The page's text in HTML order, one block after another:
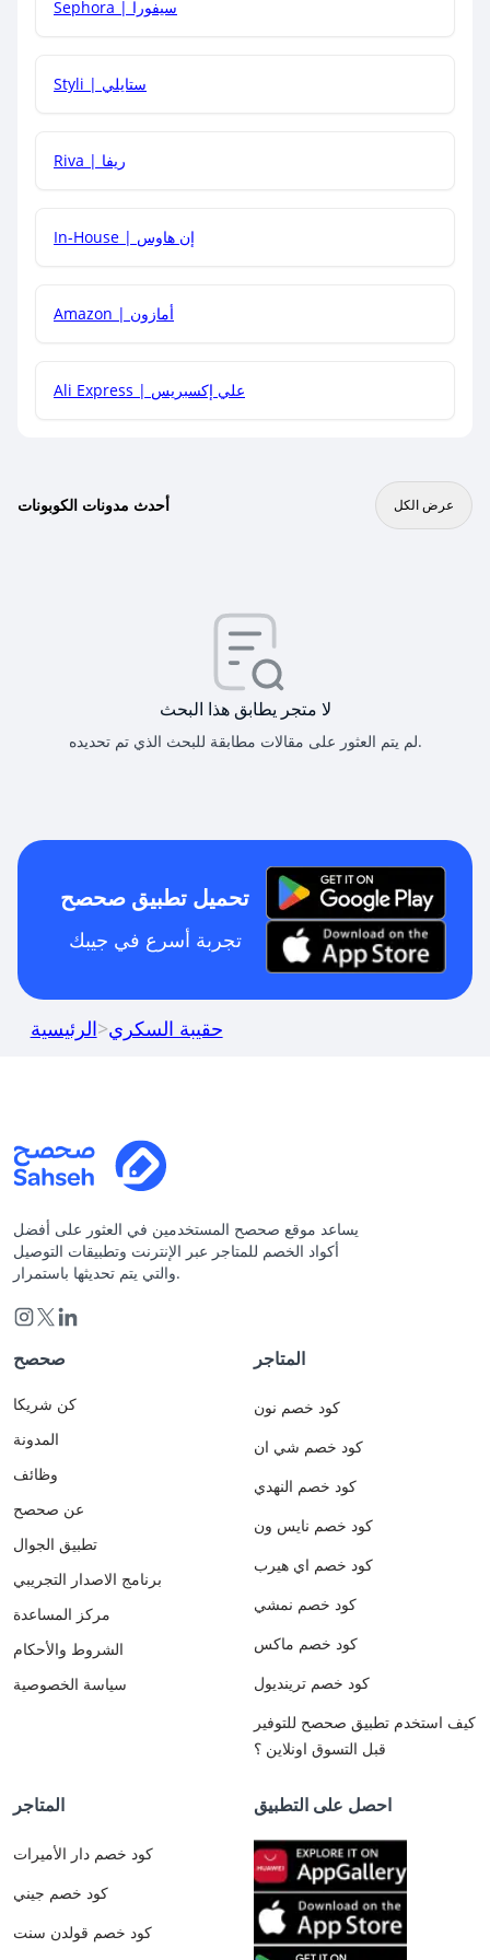
هل يمكنني جمع كود خصم مع العروض الأخرى؟
Sephora | سيفورا
Styli | ستايلي
Riva | ريفا
In-House | إن هاوس
Amazon | أمازون
Ali Express | علي إكسبريس
أحدث مدونات الكوبونات عرض الكل
لا متجر يطابق هذا البحث
لم يتم العثور على مقالات مطابقة للبحث الذي تم تحديده.
تحميل تطبيق صحصح
تجربة أسرع في جيبك
الرئيسية>حقيبة السكري
يساعد موقع صحصح المستخدمين في العثور على أفضل
أكواد الخصم للمتاجر عبر الإنترنت وتطبيقات التوصيل
والتي يتم تحديثها باستمرار.
صحصح
كن شريكا
المدونة
وظائف
عن صحصح
تطبيق الجوال
برنامج الاصدار التجريبي
مركز المساعدة
الشروط والأحكام
سياسة الخصوصية
المتاجر
كود خصم نون
كود خصم شي ان
كود خصم النهدي
كود خصم نايس ون
كود خصم اي هيرب
كود خصم نمشي
كود خصم ماكس
كود خصم ترينديول
كيف استخدم تطبيق صحصح للتوفير
قبل التسوق اونلاين ؟
المتاجر
كود خصم دار الأميرات
كود خصم جيني
كود خصم قولدن سنت
احصل على التطبيق